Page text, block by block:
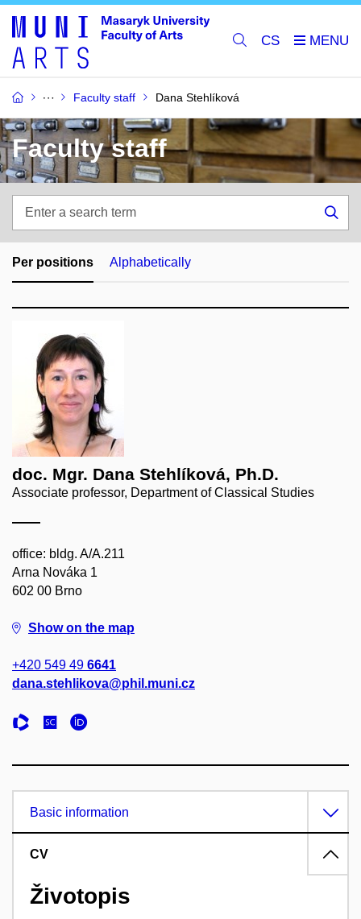
CS
Faculty staff Dana Stehlíková
Faculty staff
search
term
Per positions Alphabetically
doc. Mgr. Dana Stehlíková, Ph.D.
Associate professor, Department of Classical Studies
office: bldg. A/A.211
Arna Nováka 1
602 00 Brno
Show on the map
+420 549 49 6641
dana.stehlikova@phil.muni.cz
Basic information
CV
Životopis